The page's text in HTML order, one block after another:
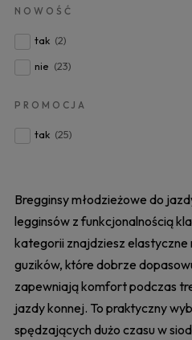
NOWOŚĆ
tak (2)
nie (23)
PROMOCJA
tak (25)
Bregginsy młodzieżowe do
legginsów z funkcjonalnością
kategorii znajdziesz elastyczne
guzików, które dobrze
zapewniają komfort podczas
jazdy konnej. To praktyczny
spędzających dużo czasu w